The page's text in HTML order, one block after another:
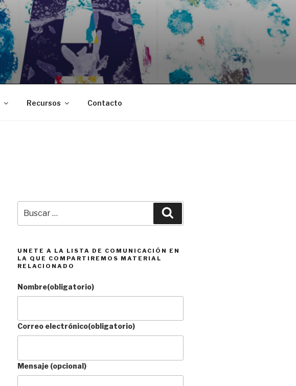
Recursos Contacto
por:
UNETE A LA LISTA DE COMUNICACIÓN EN
LA QUE COMPARTIREMOS MATERIAL
RELACIONADO
Nombre(obligatorio)
Correo electrónico(obligatorio)
Mensaje (opcional)